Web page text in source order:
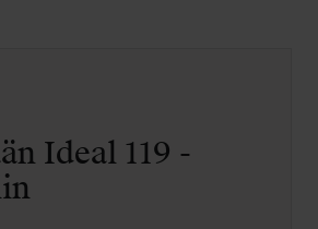
Ideal 119 -